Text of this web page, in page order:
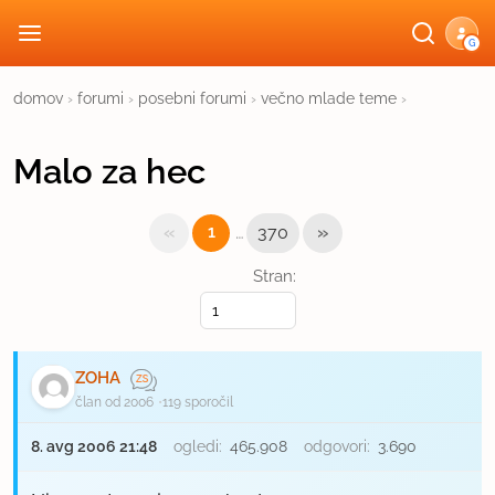
G
domov › forumi › posebni forumi › večno mlade teme ›
Malo za hec
Stran:
« 1 … 370 »
ZOHA
član od 2006 119 sporočil
8. avg 2006 21:48 ogledi: 465.908 odgovori: 3.690